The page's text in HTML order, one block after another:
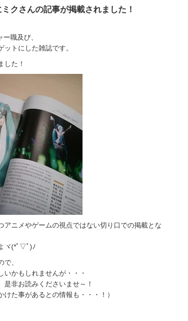
クさんの記事が掲載されました！
職及び、
トにした雑誌です。
した！
アニメやゲームの視点ではない切り口での掲載とな
ヾ(*ﾟ▽ﾟ)ﾉ
、
いかもしれませんが・・・
非お読みくださいませ～！
けた事があるとの情報も・・・！）